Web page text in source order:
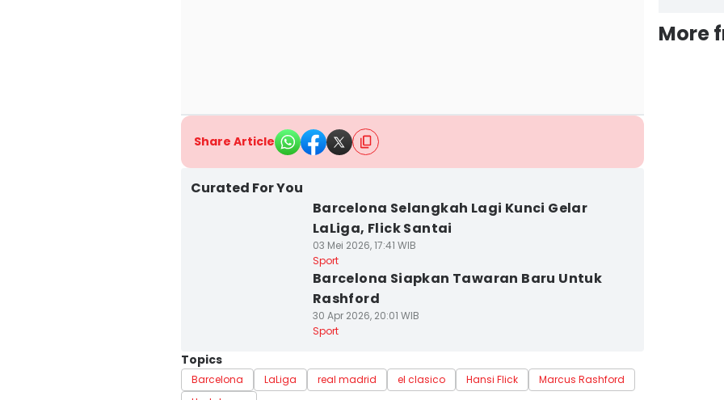
Share Article
Curated For You
Barcelona Selangkah Lagi Kunci Gelar
LaLiga, Flick Santai
03 Mei 2026, 17:41 WIB
Sport
Barcelona Siapkan Tawaran Baru Untuk
Rashford
30 Apr 2026, 20:01 WIB
Sport
Topics
Barcelona LaLiga real madrid el clasico Hansi Flick
Marcus Rashford
More